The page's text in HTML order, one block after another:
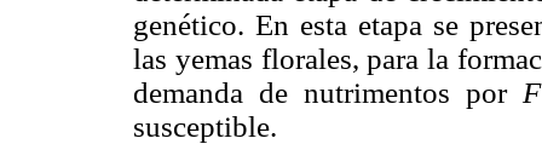
genético. En esta etapa se
las yemas florales, para la
demanda de nutrimentos por
susceptible.